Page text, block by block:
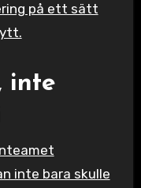
på ett sätt
inte
inte bara skulle